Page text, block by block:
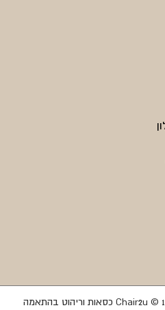
כל הזכויות שמורות ל - Chair2u © 1995-2025 כסאות וריהוט בהתאמה